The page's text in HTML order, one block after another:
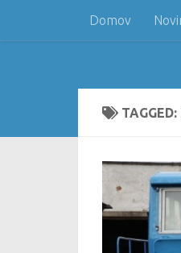
Skip to content
Domov
TAGGED: